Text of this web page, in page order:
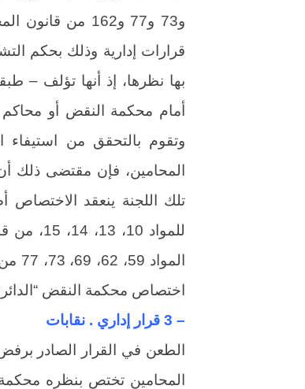
قرارات إدارية وذلك بحكم
أمام محكمة النقض أو محاكم
وتقوم بالتحقق من
المحامين، فإن مقتضى ذلك
تلك اللجنة ينعقد الاختصاص
للمواد
اختصاص محكمة النقض
– 3 قرار إداري . نقابات
الطعن في القرار الصادر
المحامين تختص بنظره